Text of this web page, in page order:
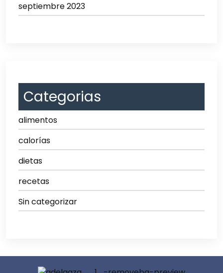
septiembre 2023
Categorias
alimentos
calorías
dietas
recetas
Sin categorizar